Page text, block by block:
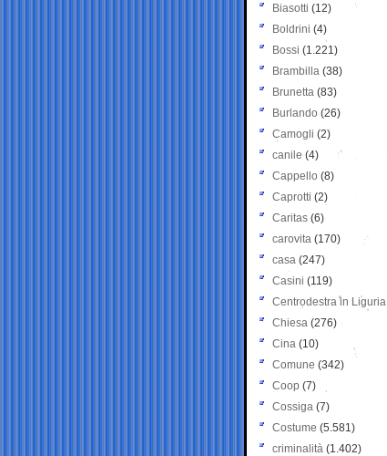
Biasotti (12)
Boldrini (4)
Bossi (1.221)
Brambilla (38)
Brunetta (83)
Burlando (26)
Camogli (2)
canile (4)
Cappello (8)
Caprotti (2)
Caritas (6)
carovita (170)
casa (247)
Casini (119)
Centrodestra in Liguria
Chiesa (276)
Cina (10)
Comune (342)
Coop (7)
Cossiga (7)
Costume (5.581)
criminalità (1.402)